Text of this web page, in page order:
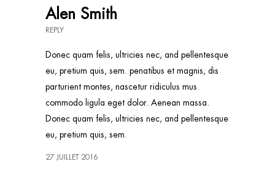
Alen Smith
REPLY
Donec quam felis, ultricies nec, and pellentesque
eu, pretium quis, sem. penatibus et magnis, dis
parturient montes, nascetur ridiculus mus.
commodo ligula eget dolor. Aenean massa.
Donec quam felis, ultricies nec, and pellentesque
eu, pretium quis, sem.
27 JUILLET 2016